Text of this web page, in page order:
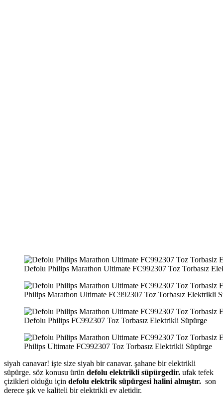
Defolu Philips Marathon Ultimate FC992307 Toz Torbasız
Philips Marathon Ultimate FC992307 Toz Torbasız Elektrikli
Defolu Philips FC992307 Toz Torbasız Elektrikli Süpürge
Philips Ultimate FC992307 Toz Torbasız Elektrikli Süpürge
siyah canavar! işte size siyah bir canavar. şahane bir elektrikli
süpürge. söz konusu ürün defolu elektrikli süpürgedir. ufak tefek
çizikleri olduğu için defolu elektrik süpürgesi halini almıştır. son
derece şık ve kaliteli bir elektrikli ev aletidir.